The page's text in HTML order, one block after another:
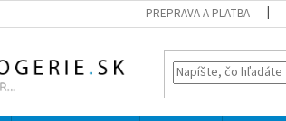
PREPRAVA A PLATBA